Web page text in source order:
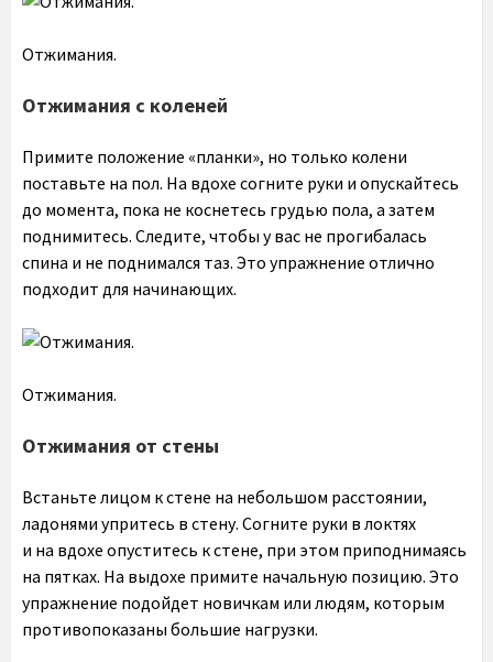
Отжимания.
Отжимания с коленей
Примите положение «планки», но только колени
поставьте на пол. На вдохе согните руки и опускайтесь
до момента, пока не коснетесь грудью пола, а затем
поднимитесь. Следите, чтобы у вас не прогибалась
спина и не поднимался таз. Это упражнение отлично
подходит для начинающих.
Отжимания.
Отжимания от стены
Встаньте лицом к стене на небольшом расстоянии,
ладонями упритесь в стену. Согните руки в локтях
и на вдохе опуститесь к стене, при этом приподнимаясь
на пятках. На выдохе примите начальную позицию. Это
упражнение подойдет новичкам или людям, которым
противопоказаны большие нагрузки.